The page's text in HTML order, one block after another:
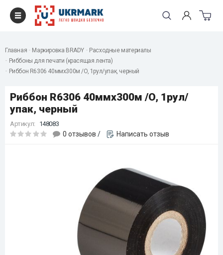
Главная Маркировка BRADY
Расходные материалы
Риббоны для печати (красящая лента)
Риббон R6306 40ммx300м /O, 1рул/упак, черный
Риббон R6306 40ммx300м /O, 1рул/
упак, черный
Артикул: 148083
0 отзывов / Написать отзыв